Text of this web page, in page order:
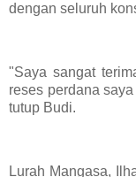
dengan seluruh
"Saya sangat
reses perdana
tutup Budi.
Lurah Mangasa,